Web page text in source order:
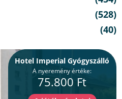
(528)
(40)
Hotel Imperial Gyógyszálló
A nyeremény értéke:
75.800 Ft